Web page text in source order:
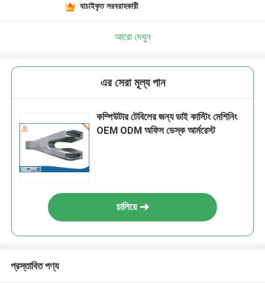
যাচাইকৃত সরবরাহকারী
আরো দেখুন
এর সেরা মূল্য পান
কম্পিউটার টেবিলের জন্য ডাই কাস্টিং মেশিনিং
OEM ODM অফিস ডেস্ক আর্মরেস্ট
চালিয়ে
প্রস্তাবিত পণ্য